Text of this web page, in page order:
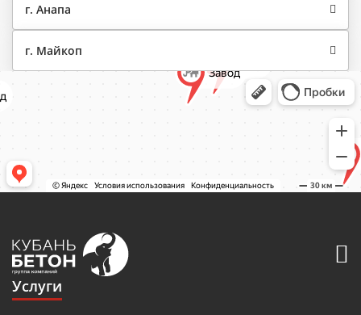
г. Анапа
г. Майкоп
Услуги